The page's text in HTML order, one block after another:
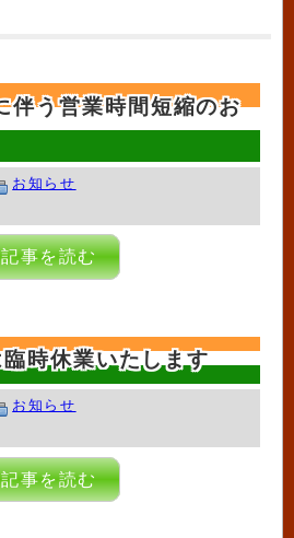
伴う営業時間短縮のお
お知らせ
記事を読む
時休業いたします
お知らせ
記事を読む